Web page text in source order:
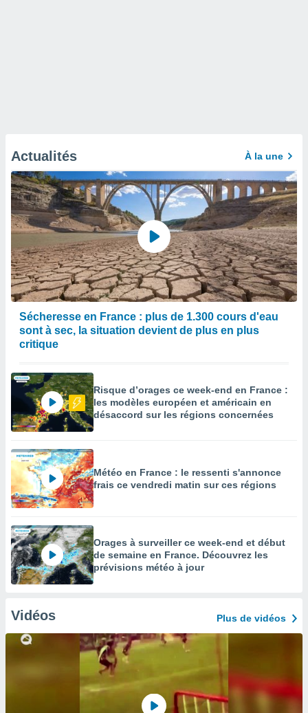
Actualités À la une
Sécheresse en France : plus de 1.300 cours d'eau
sont à sec, la situation devient de plus en plus
critique
Risque d’orages ce week-end en France :
les modèles européen et américain en
désaccord sur les régions concernées
Météo en France : le ressenti s'annonce
frais ce vendredi matin sur ces régions
Orages à surveiller ce week-end et début
de semaine en France. Découvrez les
prévisions météo à jour
Vidéos Plus de vidéos